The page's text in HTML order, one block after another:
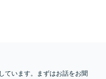
ています。まずはお話をお聞